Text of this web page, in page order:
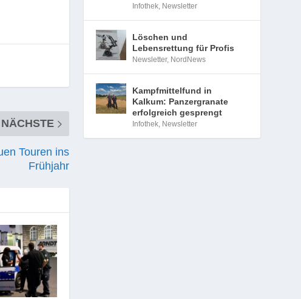
NÄCHSTE
Touren ins
Frühjahr
Infothek, Newsletter
Löschen und
Lebensrettung für Profis
Newsletter, NordNews
Kampfmittelfund in
Kalkum: Panzergranate
erfolgreich gesprengt
Infothek, Newsletter